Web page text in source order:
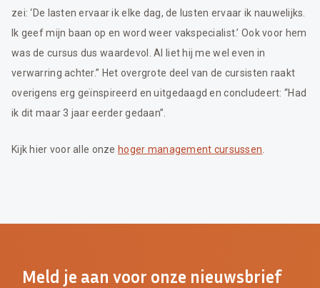
zei: ‘De lasten ervaar ik elke dag, de lusten ervaar ik nauwelijks.
Ik geef mijn baan op en word weer vakspecialist.’ Ook voor hem
was de cursus dus waardevol. Al liet hij me wel even in
verwarring achter.” Het overgrote deel van de cursisten raakt
overigens erg geïnspireerd en uitgedaagd en concludeert: “Had
ik dit maar 3 jaar eerder gedaan”.
Kijk hier voor alle onze hoger management cursussen
Meld je aan voor onze nieuwsbrief